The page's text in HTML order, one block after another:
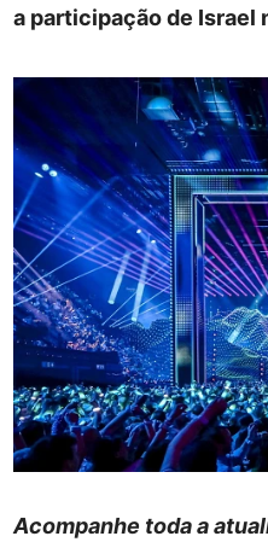
a participação de Israel
Acompanhe toda a